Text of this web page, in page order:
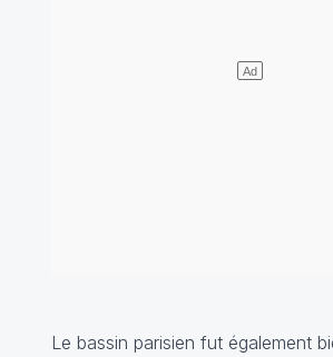
Le bassin parisien fut également